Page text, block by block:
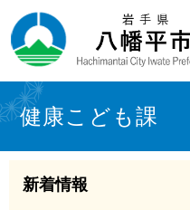
ー
ジ
先
頭
で
ニ
ュ
を
飛
ば
文 健康こども課
新着情報